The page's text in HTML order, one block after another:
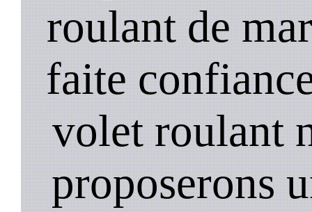
roulant de
faite
volet roulant
proposerons